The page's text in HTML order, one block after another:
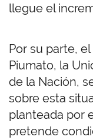
llegue el
Por su parte,
Piumato, la
de la Nación,
sobre esta
planteada por
pretende